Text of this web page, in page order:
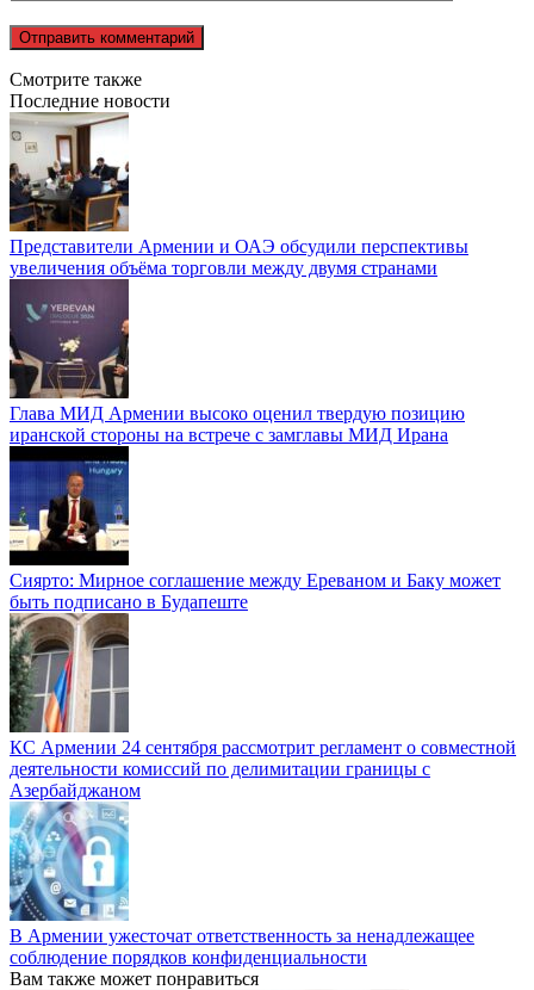
Смотрите также
Последние новости
Представители Армении и ОАЭ обсудили перспективы
увеличения объёма торговли между двумя странами
Глава МИД Армении высоко оценил твердую позицию
иранской стороны на встрече с замглавы МИД Ирана
Сиярто: Мирное соглашение между Ереваном и Баку может
быть подписано в Будапеште
КС Армении 24 сентября рассмотрит регламент о совместной
деятельности комиссий по делимитации границы с
Азербайджаном
В Армении ужесточат ответственность за ненадлежащее
соблюдение порядков конфиденциальности
Вам также может понравиться